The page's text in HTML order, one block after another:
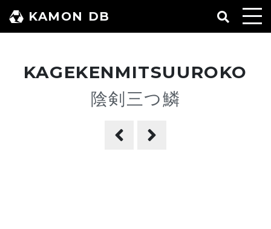
ン
KAMON DB
KAGEKENMITSUUROKO
陰剣三つ鱗